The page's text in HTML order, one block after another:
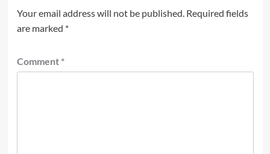
Your email address will not be published. Required fields
are marked *
Comment *